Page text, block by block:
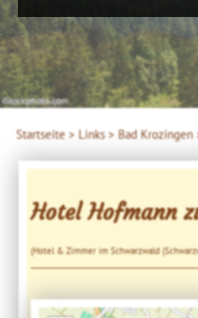
4ws-netdesign
Startseite > Links > Bad Krozingen
Hotel Hofmann
(Hotel & Zimmer im Schwarzwald